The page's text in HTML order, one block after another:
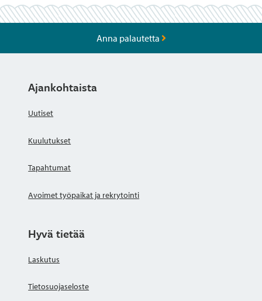
Anna palautetta
Ajankohtaista
Uutiset
Kuulutukset
Tapahtumat
Avoimet työpaikat ja rekrytointi
Hyvä tietää
Laskutus
Tietosuojaseloste